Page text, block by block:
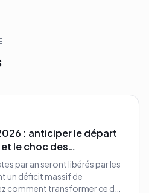
: anticiper le départ
le choc des
par an seront libérés par les
un déficit massif de
comment transformer ce défi